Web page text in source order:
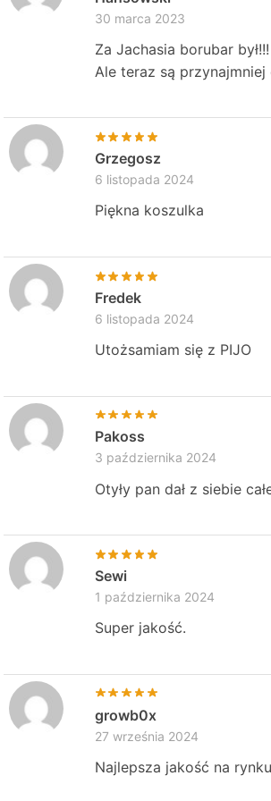
30 marca 2023
Za Jachasia borubar był!!!
Ale teraz są
Grzegosz
6 listopada 2024
Piękna koszulka
Fredek
6 listopada 2024
Utożsamiam się z PIJO
Pakoss
3 października 2024
Otyły pan dał z siebie
Sewi
1 października 2024
Super jakość.
growb0x
27 września 2024
Najlepsza jakość na rynku